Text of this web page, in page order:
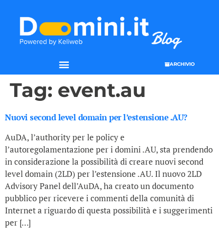
ARCHIVIO
Tag: event.au
Nuovi second level domain per l’estensione .AU?
AuDA, l’authority per le policy e
l’autoregolamentazione per i domini .AU, sta prendendo
in considerazione la possibilità di creare nuovi second
level domain (2LD) per l’estensione .AU. Il nuovo 2LD
Advisory Panel dell’AuDA, ha creato un documento
pubblico per ricevere i commenti della comunità di
Internet a riguardo di questa possibilità e i suggerimenti
per […]